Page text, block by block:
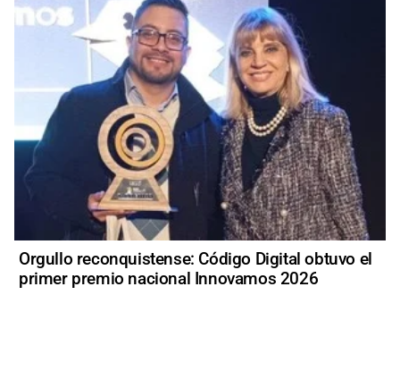
Orgullo reconquistense: Código Digital obtuvo el
primer premio nacional Innovamos 2026